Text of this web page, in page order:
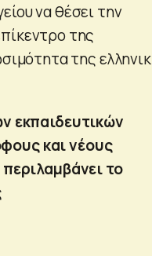
να θέσει την
της
της
εκπαιδευτικών
και νέους
το